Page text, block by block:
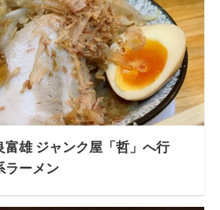
富雄 ジャンク屋「哲」へ行
ラーメン